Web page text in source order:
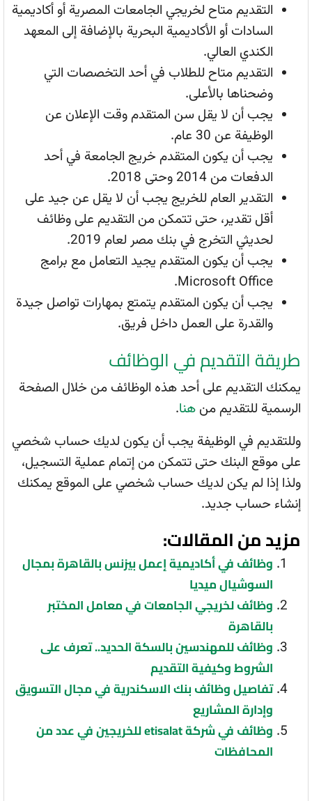
التقديم متاح لخريجي الجامعات المصرية أو أكاديمية
السادات أو الأكاديمية البحرية بالإضافة إلى المعهد
الكندي العالي.
التقديم متاح للطلاب في أحد التخصصات التي
وضحناها بالأعلى.
يجب أن لا يقل سن المتقدم وقت الإعلان عن
الوظيفة عن 30 عام.
يجب أن يكون المتقدم خريج الجامعة في أحد
الدفعات من 2014 وحتى 2018.
التقدير العام للخريج يجب أن لا يقل عن جيد على
أقل تقدير، حتى تتمكن من التقديم على وظائف
لحديثي التخرج في بنك مصر لعام 2019.
يجب أن يكون المتقدم يجيد التعامل مع برامج
Microsoft Office.
يجب أن يكون المتقدم يتمتع بمهارات تواصل جيدة
والقدرة على العمل داخل فريق.
طريقة التقديم في الوظائف
يمكنك التقديم على أحد هذه الوظائف من خلال الصفحة
الرسمية للتقديم من هنا.
وللتقديم في الوظيفة يجب أن يكون لديك حساب شخصي
على موقع البنك حتى تتمكن من إتمام عملية التسجيل،
ولذا إذا لم يكن لديك حساب شخصي على الموقع يمكنك
إنشاء حساب جديد.
مزيد من المقالات:
وظائف في أكاديمية إعمل بيزنس بالقاهرة بمجال
السوشيال ميديا
وظائف لخريجي الجامعات في معامل المختبر
بالقاهرة
وظائف للمهندسين بالسكة الحديد.. تعرف على
الشروط وكيفية التقديم
تفاصيل وظائف بنك الاسكندرية في مجال التسويق
وإدارة المشاريع
وظائف في شركة etisalat للخريجين في عدد من
المحافظات